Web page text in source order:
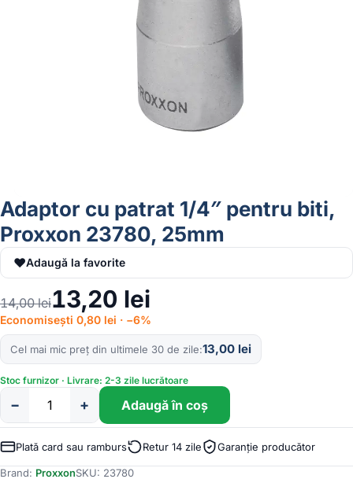
Adaptor cu patrat 1/4″ pentru biti,
Proxxon 23780, 25mm
♥Adaugă la favorite
14,00lei13,20 lei
Economisești 0,80 lei · −6%
Cel mai mic preț din ultimele 30 de zile 13,00 lei
Stoc furnizor · Livrare: 2-3 zile lucrătoare
Cantitate
Adaptor
cu
1/4"
− + Adaugă în coș
Plată card sau ramburs Retur 14 zile Garanție producător
Brand: ProxxonSKU: 23780